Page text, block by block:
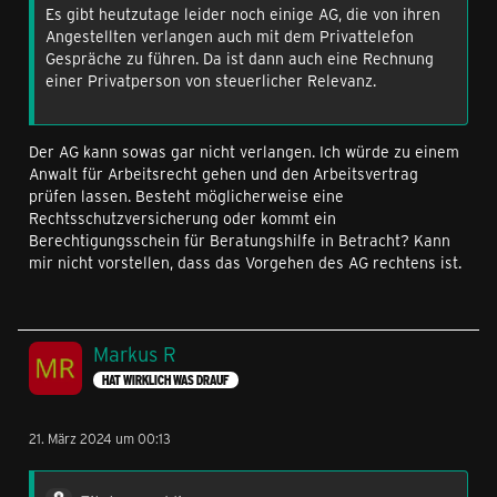
Es gibt heutzutage leider noch einige AG, die von ihren
Angestellten verlangen auch mit dem Privattelefon
Gespräche zu führen. Da ist dann auch eine Rechnung
einer Privatperson von steuerlicher Relevanz.
Der AG kann sowas gar nicht verlangen. Ich würde zu einem
Anwalt für Arbeitsrecht gehen und den Arbeitsvertrag
prüfen lassen. Besteht möglicherweise eine
Rechtsschutzversicherung oder kommt ein
Berechtigungsschein für Beratungshilfe in Betracht? Kann
mir nicht vorstellen, dass das Vorgehen des AG rechtens ist.
Markus R
HAT WIRKLICH WAS DRAUF
21. März 2024 um 00:13